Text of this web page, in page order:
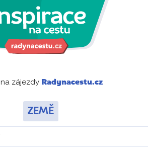
na zájezdy Radynacestu.cz
ZEMĚ